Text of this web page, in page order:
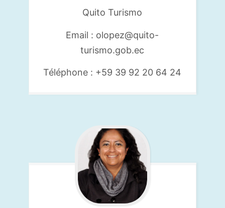
Quito Turismo
Email : olopez@quito-
turismo.gob.ec
Téléphone : +59 39 92 20 64 24